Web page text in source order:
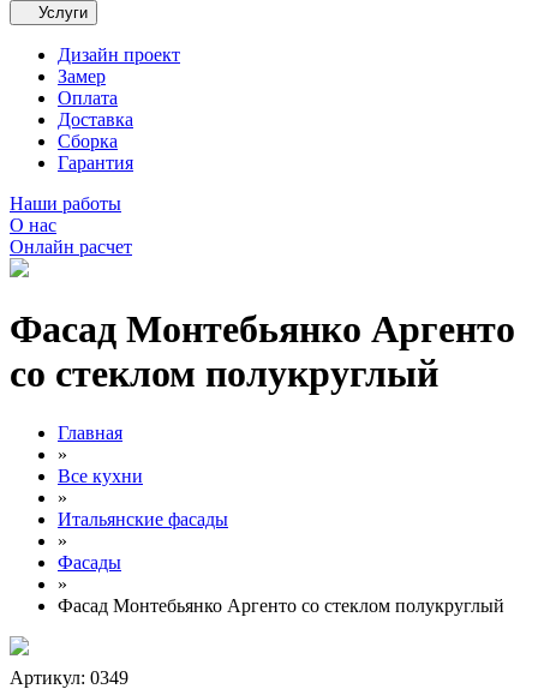
Услуги
Дизайн проект
Замер
Оплата
Доставка
Сборка
Гарантия
Наши работы
О нас
Онлайн расчет
Фасад Монтебьянко Аргенто
со стеклом полукруглый
Главная
»
Все кухни
»
Итальянские фасады
»
Фасады
»
Фасад Монтебьянко Аргенто со стеклом полукруглый
Артикул: 0349